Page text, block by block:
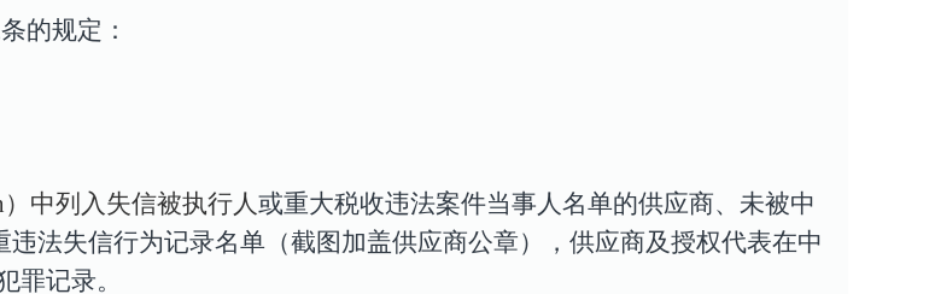
的规定：
）中列入失信被执行人或重大税收违法案件当事人名单的供应商、未被中
违法失信行为记录名单（截图加盖供应商公章） ，供应商及授权代表在中
罪记录。